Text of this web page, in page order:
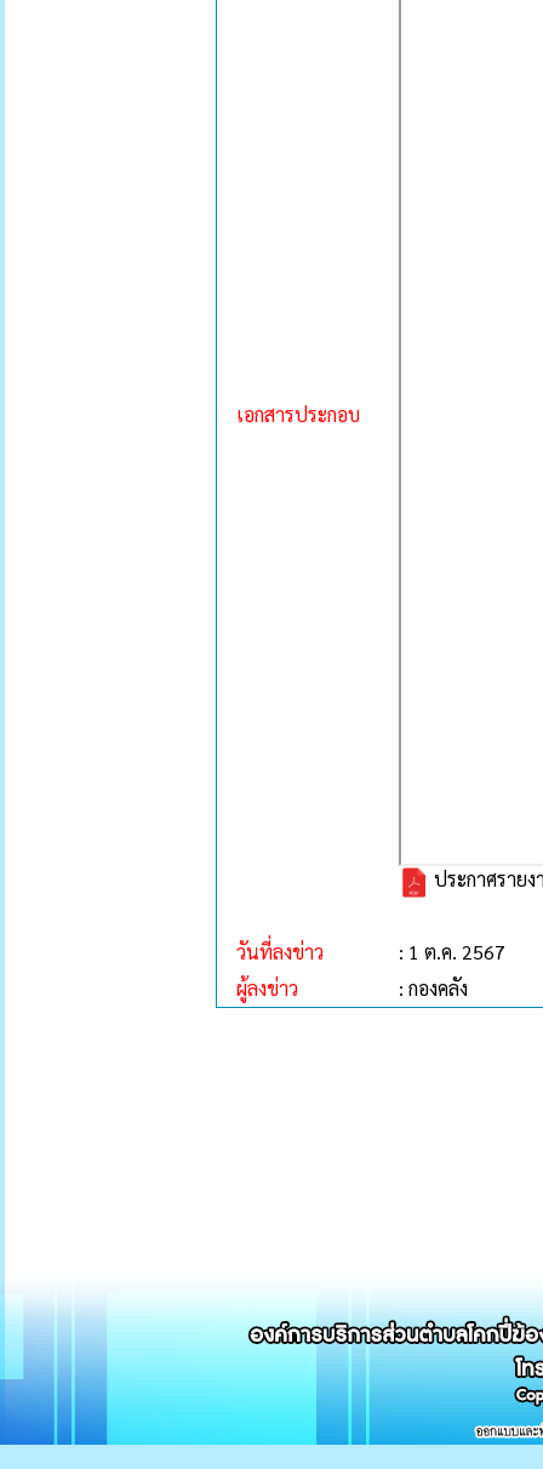
เอกสารประกอบ
ประกาศราย
วันที่ลงข่าว
: 1 ต.ค. 2567
ผู้ลงข่าว
: กองคลัง